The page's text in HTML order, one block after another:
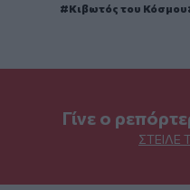
Κιβωτός του Κόσμου
Γίνε ο
ΣΤΕΊΛΕ